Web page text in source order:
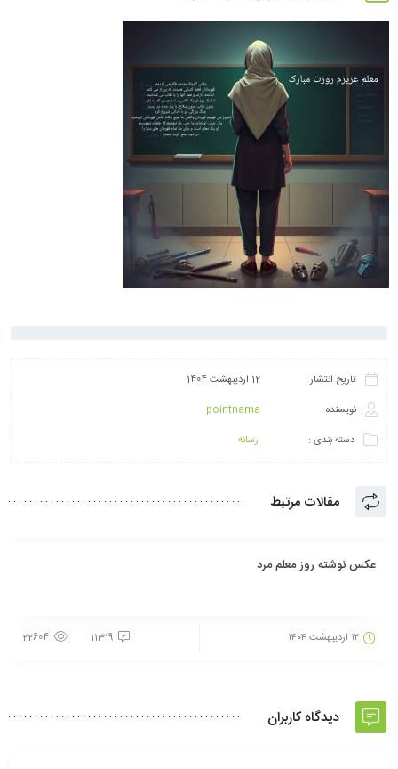
تاریخ انتشار :
12 اردیبهشت 1404
نویسنده :
pointnama
دسته بندی :
رسانه
مقالات مرتبط
عکس نوشته روز معلم مرد
۱۲ اردیبهشت ۱۴۰۴ 11319
22604
دیدگاه کاربران